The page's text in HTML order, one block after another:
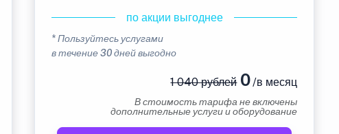
по акции выгоднее
* Пользуйтесь услугами
в течение 30 дней выгодно
1 040 рублей0/в месяц
В стоимость тарифа не включены
дополнительные услуги и оборудование